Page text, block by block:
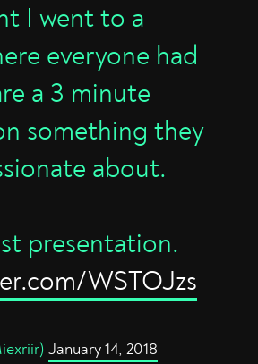
I went to a
everyone had
a 3 minute
something they
about.
presentation.
WSTOJzs
January 14, 2018